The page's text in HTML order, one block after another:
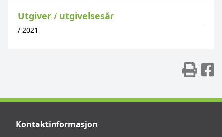
Utgiver / utgivelsesår
/ 2021
Kontaktinformasjon